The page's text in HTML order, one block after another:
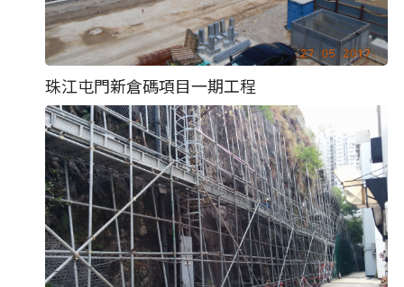
珠江屯門新倉碼項目一期工程